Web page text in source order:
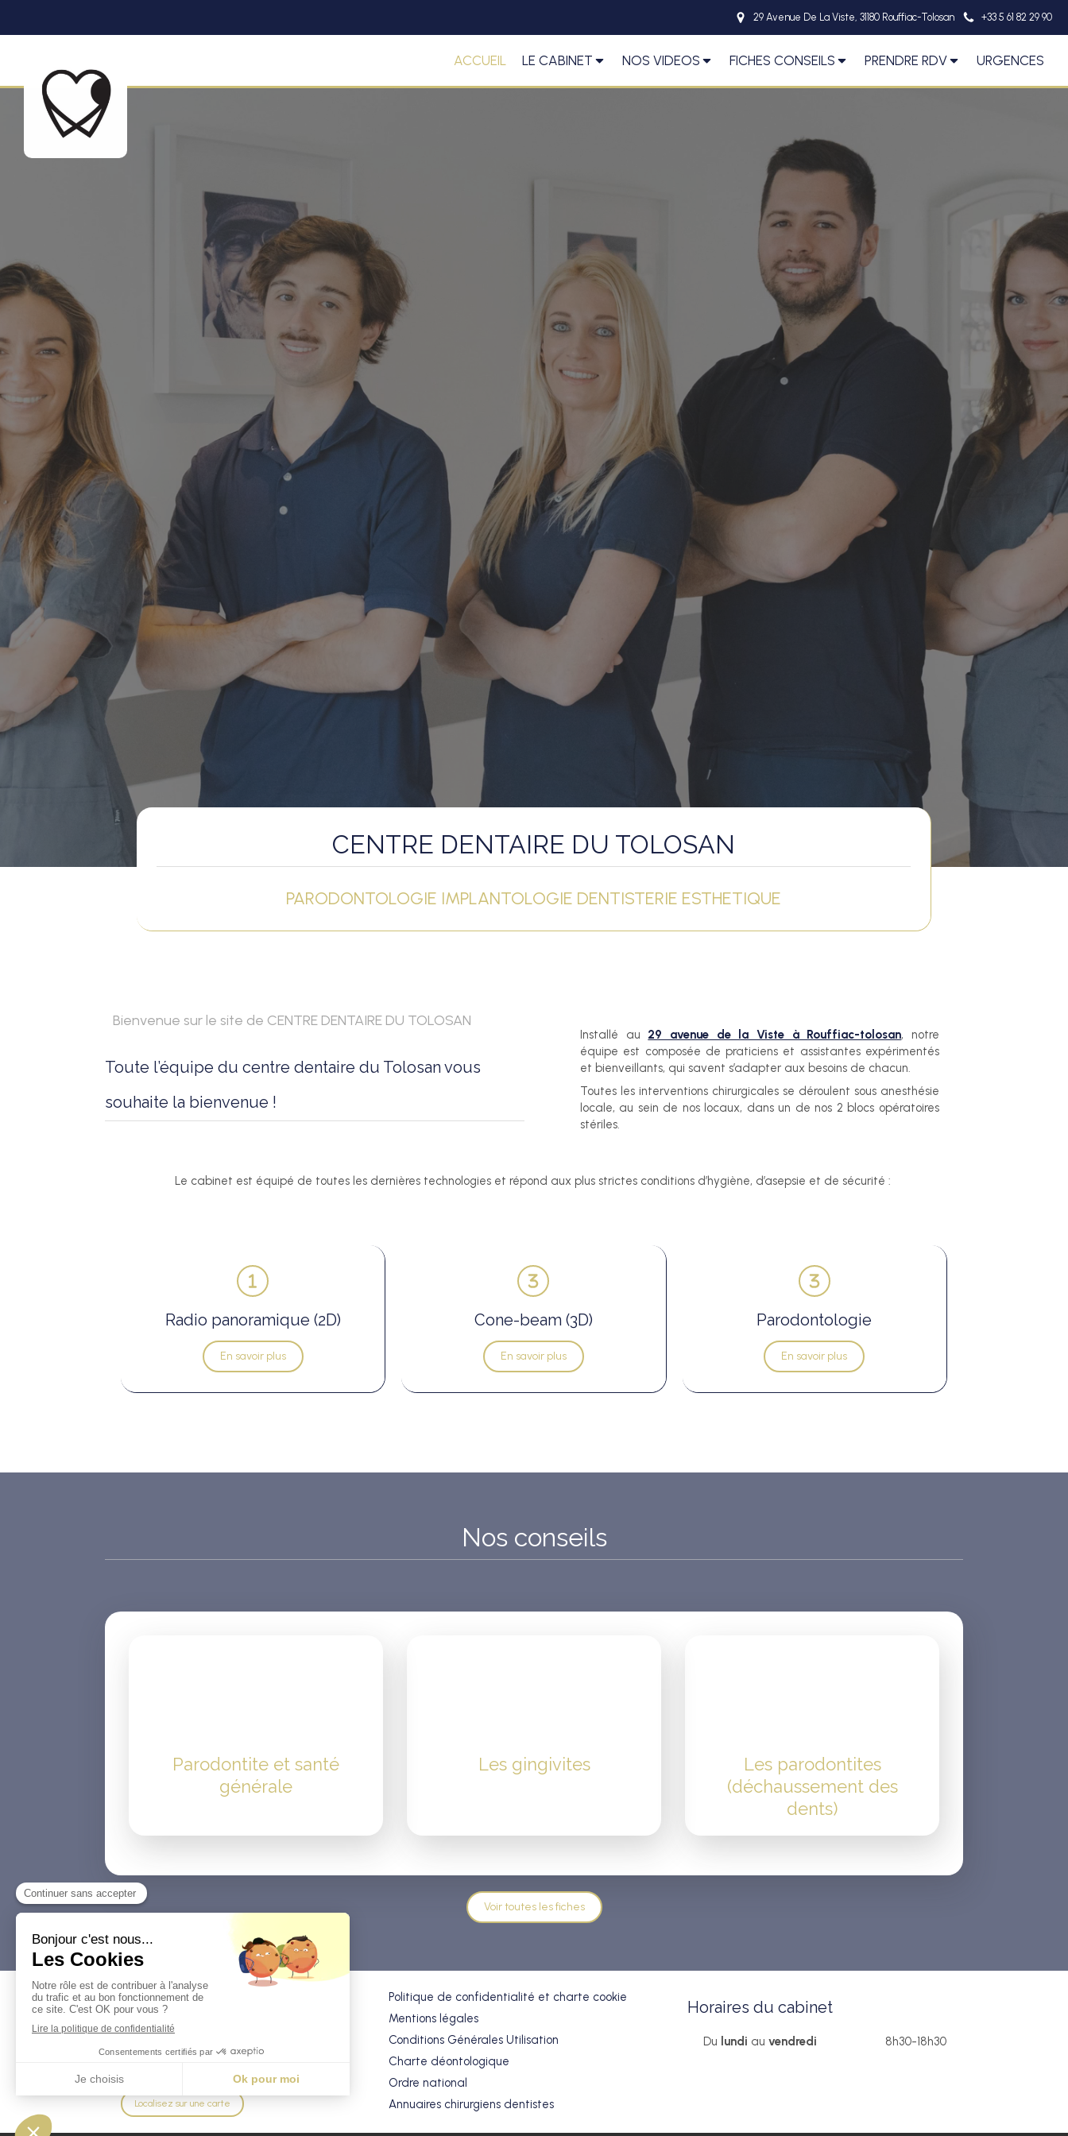
+33 5 61 82 29 90
29 Avenue De La Viste, 31180 Rouffiac-Tolosan
ACCUEIL LE CABINET NOS VIDEOS FICHES CONSEILS PRENDRE RDV URGENCES
CENTRE DENTAIRE DU TOLOSAN
PARODONTOLOGIE IMPLANTOLOGIE DENTISTERIE ESTHETIQUE
Bienvenue sur le site de CENTRE DENTAIRE DU TOLOSAN
Toute l’équipe du centre dentaire du Tolosan vous
souhaite la bienvenue !
Installé au 29 avenue de la Viste à Rouffiac-tolosan, notre
équipe est composée de praticiens et assistantes expérimentés
et bienveillants, qui savent s’adapter aux besoins de chacun.
Toutes les interventions chirurgicales se déroulent sous anesthésie
locale, au sein de nos locaux, dans un de nos 2 blocs opératoires
stériles.
Le cabinet est équipé de toutes les dernières technologies et répond aux plus strictes conditions d’hygiène, d’asepsie et de sécurité :
Radio panoramique (2D)
En savoir plus
Cone-beam (3D)
En savoir plus
Parodontologie
En savoir plus
Nos conseils
Parodontite et santé
générale
Les gingivites
Les parodontites
(déchaussement des
dents)
Voir toutes les fiches
Centre Dentaire du Tolosan
29 Avenue De La Viste
Rouffiac-Tolosan
Localisez sur une carte
Politique de confidentialité et charte cookie
Mentions légales
Conditions Générales Utilisation
Charte déontologique
Ordre national
Annuaires chirurgiens dentistes
Horaires du cabinet
Du lundi auvendredi 8h30-18h30